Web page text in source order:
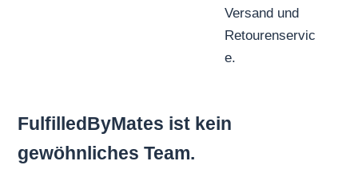
Versand und
Retourenservic
e.
FulfilledByMates ist kein
gewöhnliches Team.